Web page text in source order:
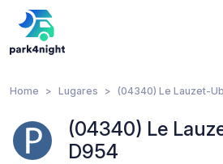
Home Lugares (04340) Le Lauzet-
(04340) Le
D954